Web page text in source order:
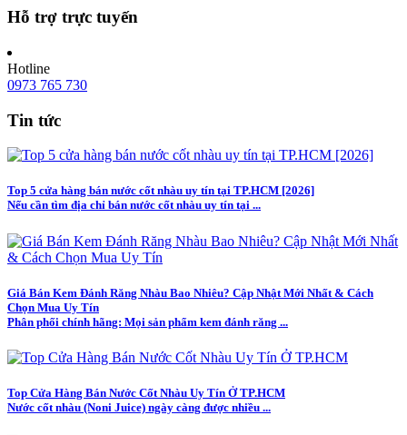
Hỗ trợ trực tuyến
Hotline
0973 765 730
Tin tức
Top 5 cửa hàng bán nước cốt nhàu uy tín tại TP.HCM [2026]
Nếu cần tìm địa chỉ bán nước cốt nhàu uy tín tại ...
Giá Bán Kem Đánh Răng Nhàu Bao Nhiêu? Cập Nhật Mới Nhất & Cách
Chọn Mua Uy Tín
Phân phối chính hãng: Mọi sản phẩm kem đánh răng ...
Top Cửa Hàng Bán Nước Cốt Nhàu Uy Tín Ở TP.HCM
Nước cốt nhàu (Noni Juice) ngày càng được nhiều ...